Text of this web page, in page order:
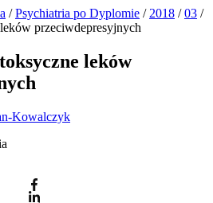
/Psychiatria po Dyplomie / 2018 /03 /
przeciwdepresyjnych
leków
Kowalczyk